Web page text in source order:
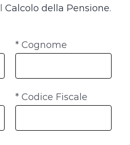
Calcolo della Pensione.
* Cognome
* Codice Fiscale